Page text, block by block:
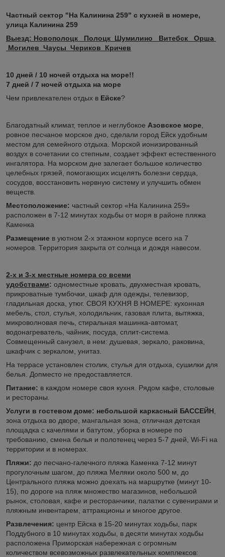
Частный сектор "На Калинина 259" c кухней в номере,
улица Калинина 259
Выезд: Новополоцк Полоцк Шумилино Витебск Орша
Могилев Чаусы Чериков Кричев
10 дней / 10 ночей отдыха на море!!
7 дней / 7 ночей отдыха на море
Чем привлекателен отдых в Ейске?
Благодатный климат, теплое и неглубокое Азовское море
ровное песчаное морское дно, сделали город Ейск удобным
местом для семейного отдыха. Морской ионизированный
воздух в сочетании со степным, создает эффект естественного
ингалятора. На морском дне залегает большое количество
целебных грязей, помогающих исцелять болезни сердца,
сосудов, восстановить нервную систему и улучшить обмен
веществ.
Местоположение: частный сектор «На Калинина 259»
расположен в 7-12 минутах ходьбы от моря в районе пляжа
Каменка
Размещение в уютном 2-х этажном корпусе всего на 7
номеров. Территория закрыта от солнца и дождя навесом.
2-х и 3-х местные номера со всеми
удобствами: одноместные кровать, двухместная кровать,
прикроватные тумбочки, шкаф для одежды, телевизор,
гладильная доска, утюг. СВОЯ КУХНЯ В НОМЕРЕ: кухонная
мебель, стол, стулья, холодильник, газовая плита, вытяжка,
микроволновая печь, стиральная машинка-автомат,
водонагреватель, чайник, посуда, сплит-система.
Совмещенный санузел, в нем: душевая, зеркало, раковина,
шкафчик с зеркалом, унитаз.
На террасе установлен столик, стулья для отдыха, сушилки для
белья. Допместо не предоставляется.
Питание: в каждом номере своя кухня. Рядом кафе, столовые
и рестораны.
Услуги в гостевом доме: небольшой каркасный БАССЕЙН
зона отдыха во дворе, мангальная зона, отличная детская
площадка с качелями и батутом, уборка в номере по
требованию, смена белья и полотенец через 5-7 дней, Wi-Fi на
территории и в номерах.
Пляжи: до песчано-галечного пляжа Каменка 7-12 минут
прогулочным шагом, до пляжа Меляки около 500 м, до
Центрального пляжа можно доехать на маршрутке (минут 10-
15), по дороге на пляж множество магазинов, небольшой
рынок, столовая, кафе и ресторанчики, палатки с сувенирами и
пляжным инвентарем, аттракционы и многое другое.
Развлечения: центр Ейска в 15-20 минутах ходьбы, парк
Поддубного в 10 минутах ходьбы, в десяти минутах ходьбы
расположена Приморская набережная с огромным
количеством всевозможных развлекательных комплексов: